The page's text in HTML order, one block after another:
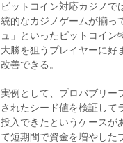
ビットコイン対応カジノで
統的なカジノゲームが揃っ
ュ」といったビットコイ
大勝を狙うプレイヤーに好
改善できる。
実例として、プロバブリー
されたシード値を検証して
投入できたというケースが
て短期間で資金を増やした